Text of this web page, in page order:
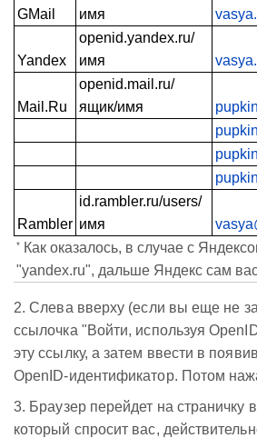
GMail
имя
Yandex
openid.yandex.ru/
имя
Mail.Ru
openid.mail.ru/
ящик/имя
Rambler
id.rambler.ru/users/
имя
* Как оказалось, в случае с
"yandex.ru", дальше Яндекс сам вас
2. Слева вверху (если вы еще не
ссылочка "Войти, используя
эту ссылку, а затем ввести в
OpenID-идентификатор. Потом
3. Браузер перейдет на страничку
который спросит вас,